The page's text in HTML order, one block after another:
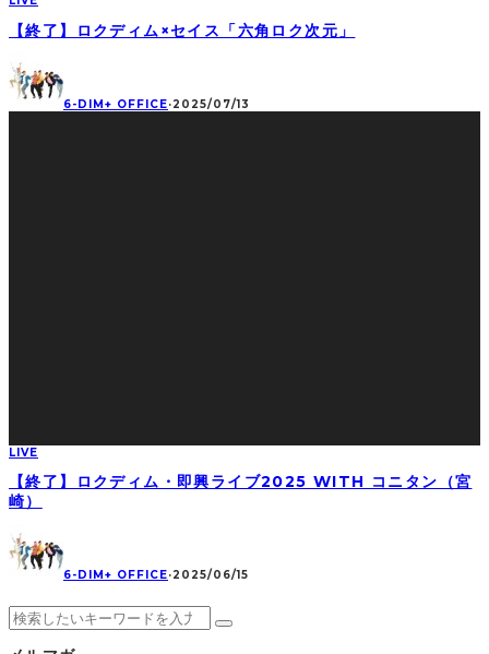
【終了】ロクディム×セイス「六角ロク次元」
6-DIM+ OFFICE·2025/07/13
LIVE
【終了】ロクディム・即興ライブ2025 WITH コニタン（宮
崎）
6-DIM+ OFFICE·2025/06/15